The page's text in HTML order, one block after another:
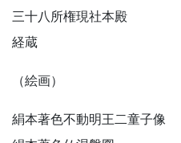
三十八所権現社本殿
経蔵
（絵画）
絹本著色不動明王二童子像